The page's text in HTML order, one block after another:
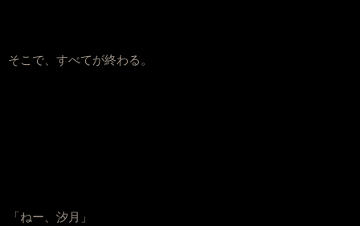
そこで、すべてが終わる。
「ねー、汐月」